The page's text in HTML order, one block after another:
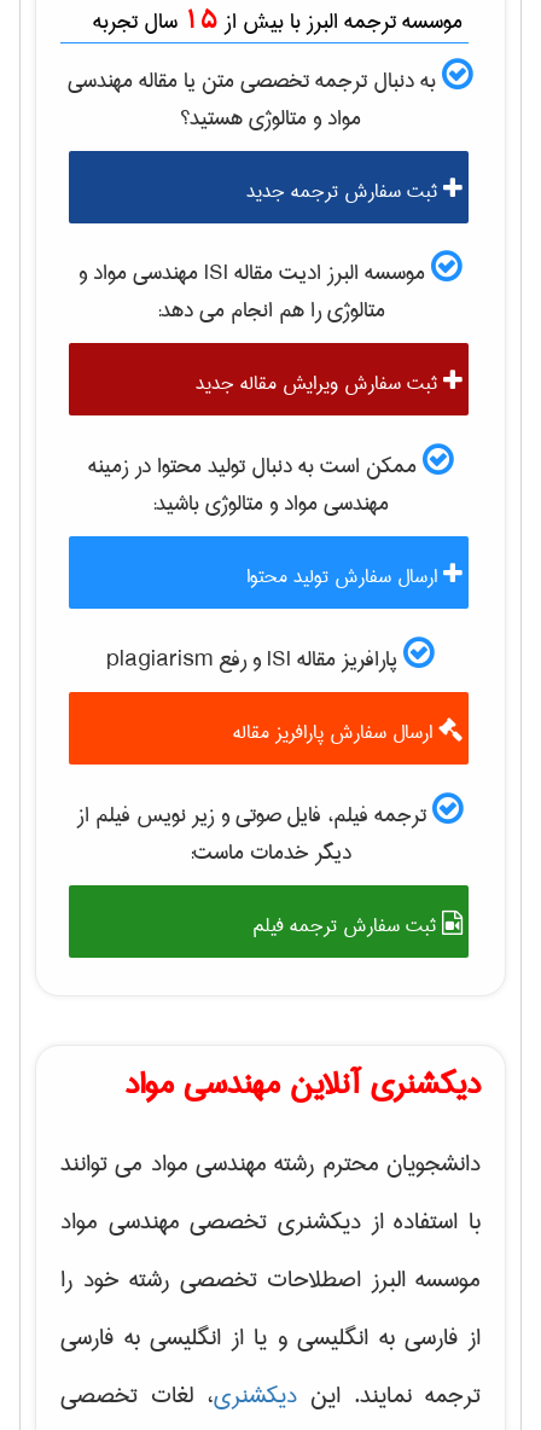
موسسه ترجمه البرز با بیش از 15 سال تجربه
به دنبال ترجمه تخصصی متن یا مقالهمهندسی
مواد و متالوژیهستید؟
ثبت سفارش ترجمه جدید
موسسه البرز ادیت مقاله ISI
مهندسی مواد و
متالوژیرا هم انجام می دهد:
ثبت سفارش ویرایش مقاله جدید
ممکن است به دنبال تولید محتوا در زمینه
مهندسی مواد و متالوژیباشید:
ارسال سفارش تولید محتوا
پارافریز مقاله ISI و رفع plagiarism
ارسال سفارش پارافریز مقاله
ترجمه فیلم، فایل صوتی و زیر نویس فیلم از
دیگر خدمات ماست:
ثبت سفارش ترجمه فیلم
دیکشنری آنلاین مهندسی مواد
دانشجویان محترم رشته مهندسی مواد می توانند
با استفاده از دیکشنری تخصصی مهندسی مواد
موسسه البرز اصطلاحات تخصصی رشته خود را
از فارسی به انگلیسی و یا از انگلیسی به فارسی
ترجمه نمایند. این دیکشنری، لغات تخصصی